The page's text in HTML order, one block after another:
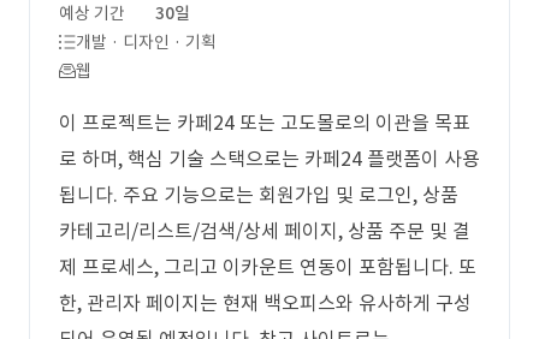
예상 기간
30일
개발 · 디자인 · 기획
웹
이 프로젝트는 카페24 또는 고도몰로의 이관을 목표
로 하며, 핵심 기술 스택으로는 카페24 플랫폼이 사용
됩니다. 주요 기능으로는 회원가입 및 로그인, 상품
카테고리/리스트/검색/상세 페이지, 상품 주문 및 결
제 프로세스, 그리고 이카운트 연동이 포함됩니다. 또
한, 관리자 페이지는 현재 백오피스와 유사하게 구성